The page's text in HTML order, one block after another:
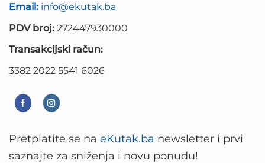
Email: info@ekutak.ba
PDV broj: 272447930000
Transakcijski račun:
3382 2022 5541 6026
Pretplatite se na eKutak.ba newsletter i prvi
saznajte za sniženja i novu ponudu!